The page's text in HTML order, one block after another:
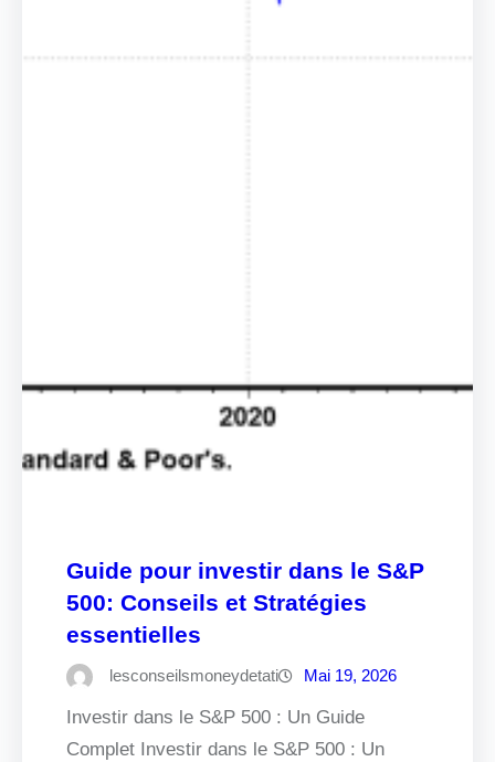
Guide pour investir dans le S&P
500: Conseils et Stratégies
essentielles
lesconseilsmoneydetati Mai 19, 2026
Investir dans le S&P 500 : Un Guide
Complet Investir dans le S&P 500 : Un